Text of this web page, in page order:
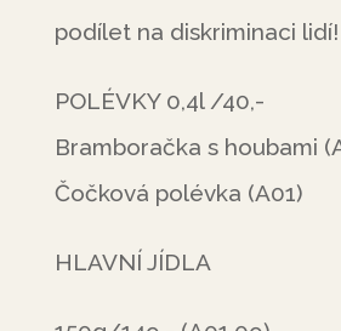
podílet na diskriminaci lidí!
POLÉVKY 0,4l /40,-
Bramboračka s houbami
Čočková polévka (A01)
HLAVNÍ JÍDLA